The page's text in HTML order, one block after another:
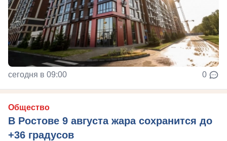
сегодня в 09:00 0
Общество
В Ростове 9 августа жара сохранится до
+36 градусов